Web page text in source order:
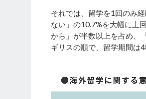
それでは、留学を1回のみ
ない」の10.7%を大幅に上
から」が半数以上を占め、
ギリスの順で、留学期間は